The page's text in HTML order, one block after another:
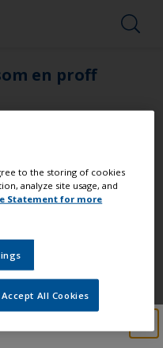
en proff
selv
stadige nyskapning
kompetanse
to the storing of cookies
analyze site usage, and
Statement for more
Accept All Cookies